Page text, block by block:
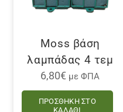
στη
του
Moss βάση
λαμπάδας 4 τεμ
6,80€ με ΦΠΑ
ΠΡΟΣΘΉΚΗ ΣΤΟ
ΚΑΛΆΘΙ